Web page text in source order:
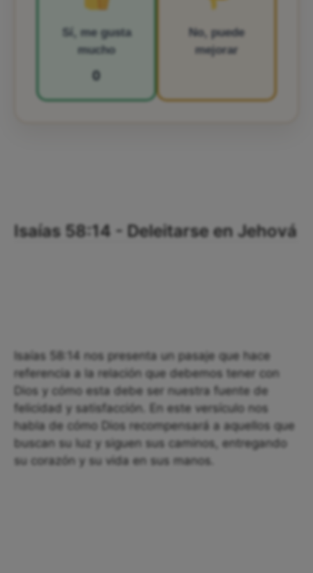
Sí, me gusta
mucho
0
No, puede
mejorar
Isaías 58:14 - Deleitarse en Jehová
Isaías 58:14 nos presenta un pasaje que hace
referencia a la relación que debemos tener con
Dios y cómo esta debe ser nuestra fuente de
felicidad y satisfacción. En este versículo nos
habla de cómo Dios recompensará a aquellos que
buscan su luz y siguen sus caminos, entregando
su corazón y su vida en sus manos.